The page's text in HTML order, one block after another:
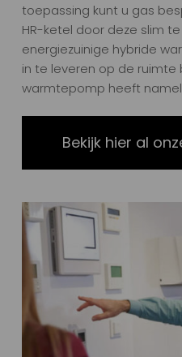
toepassing kunt u gas
HR-ketel door deze slim
energiezuinige hybride
in te leveren op de ruimte
warmtepomp heeft
Bekijk hier al